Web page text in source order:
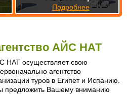
АЙС НАТ
НАТ осуществляет свою
агентство
туров в Египет и Испанию.
предложить Вашему вниманию
Подробнее